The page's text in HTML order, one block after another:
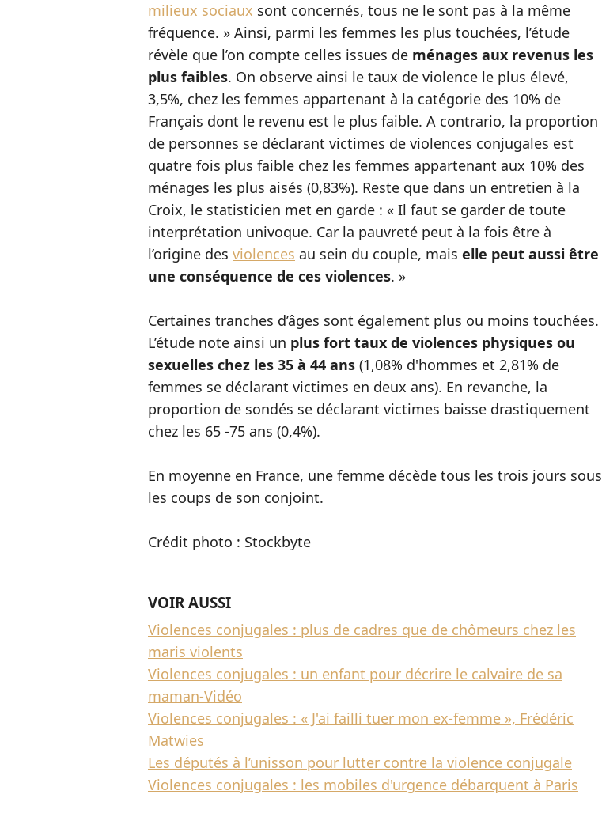
milieux sociaux sont concernés, tous ne le sont pas à la même
fréquence. » Ainsi, parmi les femmes les plus touchées, l’étude
révèle que l’on compte celles issues de ménages aux revenus les
plus faibles. On observe ainsi le taux de violence le plus élevé,
3,5%, chez les femmes appartenant à la catégorie des 10% de
Français dont le revenu est le plus faible. A contrario, la proportion
de personnes se déclarant victimes de violences conjugales est
quatre fois plus faible chez les femmes appartenant aux 10% des
ménages les plus aisés (0,83%). Reste que dans un entretien à la
Croix, le statisticien met en garde : « Il faut se garder de toute
interprétation univoque. Car la pauvreté peut à la fois être à
l’origine des violences au sein du couple, mais elle peut aussi être
une conséquence de ces violences. »
Certaines tranches d’âges sont également plus ou moins touchées.
L’étude note ainsi un plus fort taux de violences physiques ou
sexuelles chez les 35 à 44 ans (1,08% d'hommes et 2,81% de
femmes se déclarant victimes en deux ans). En revanche, la
proportion de sondés se déclarant victimes baisse drastiquement
chez les 65 -75 ans (0,4%).
En moyenne en France, une femme décède tous les trois jours sous
les coups de son conjoint.
Crédit photo : Stockbyte
VOIR AUSSI
Violences conjugales : plus de cadres que de chômeurs chez les
maris violents
Violences conjugales : un enfant pour décrire le calvaire de sa
maman-Vidéo
Violences conjugales : « J'ai failli tuer mon ex-femme », Frédéric
Matwies
Les députés à l’unisson pour lutter contre la violence conjugale
Violences conjugales : les mobiles d'urgence débarquent à Paris